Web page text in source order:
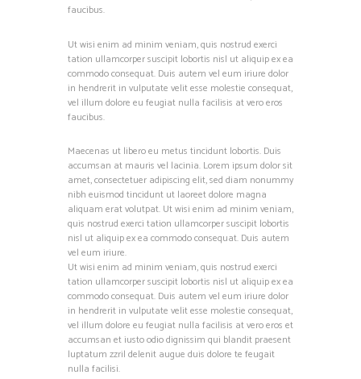
faucibus.
Ut wisi enim ad minim veniam, quis nostrud exerci
tation ullamcorper suscipit lobortis nisl ut aliquip ex ea
commodo consequat. Duis autem vel eum iriure dolor
in hendrerit in vulputate velit esse molestie consequat,
vel illum dolore eu feugiat nulla facilisis at vero eros
faucibus.
Maecenas ut libero eu metus tincidunt lobortis. Duis
accumsan at mauris vel lacinia. Lorem ipsum dolor sit
amet, consectetuer adipiscing elit, sed diam nonummy
nibh euismod tincidunt ut laoreet dolore magna
aliquam erat volutpat. Ut wisi enim ad minim veniam,
quis nostrud exerci tation ullamcorper suscipit lobortis
nisl ut aliquip ex ea commodo consequat. Duis autem
vel eum iriure.
Ut wisi enim ad minim veniam, quis nostrud exerci
tation ullamcorper suscipit lobortis nisl ut aliquip ex ea
commodo consequat. Duis autem vel eum iriure dolor
in hendrerit in vulputate velit esse molestie consequat,
vel illum dolore eu feugiat nulla facilisis at vero eros et
accumsan et iusto odio dignissim qui blandit praesent
luptatum zzril delenit augue duis dolore te feugait
nulla facilisi.